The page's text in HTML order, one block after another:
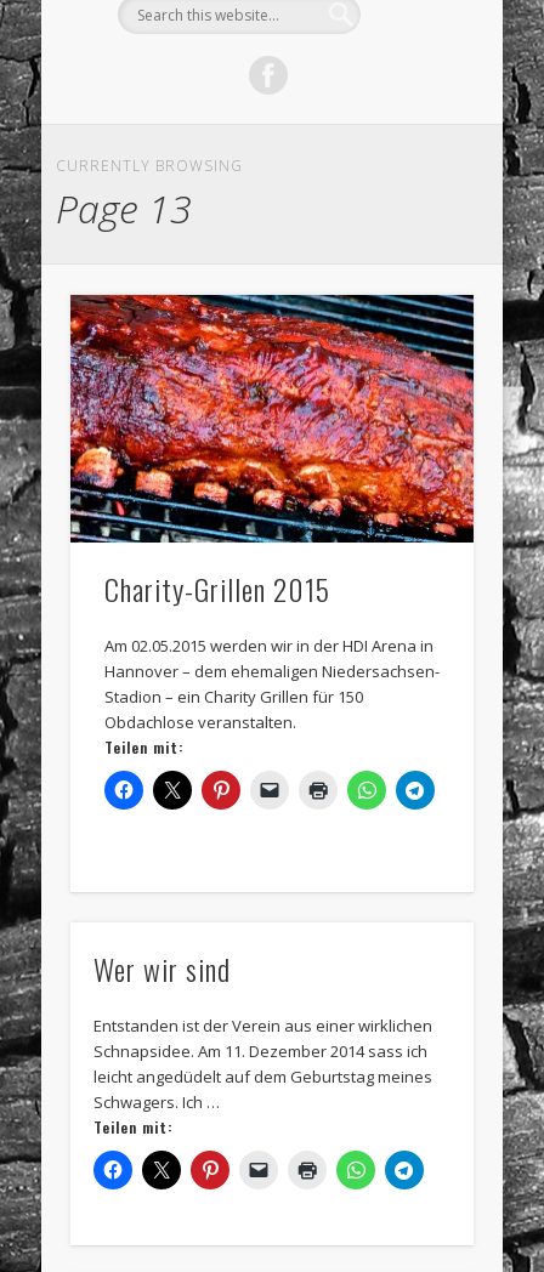
CURRENTLY BROWSING
Page 13
Charity-Grillen 2015
Am 02.05.2015 werden wir in der HDI Arena in
Hannover – dem ehemaligen Niedersachsen-
Stadion – ein Charity Grillen für 150
Obdachlose veranstalten.
Teilen mit:
Wer wir sind
Entstanden ist der Verein aus einer wirklichen
Schnapsidee. Am 11. Dezember 2014 sass ich
leicht angedüdelt auf dem Geburtstag meines
Schwagers. Ich …
Teilen mit: